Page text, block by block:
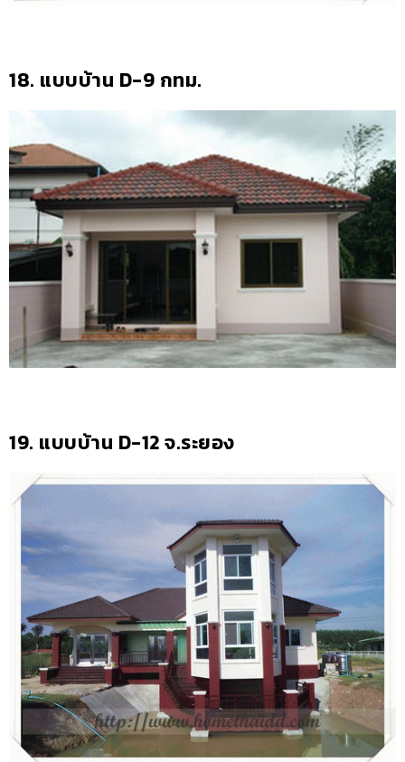
18. แบบบ้าน D-9 กทม.
19. แบบบ้าน D-12 จ.ระยอง